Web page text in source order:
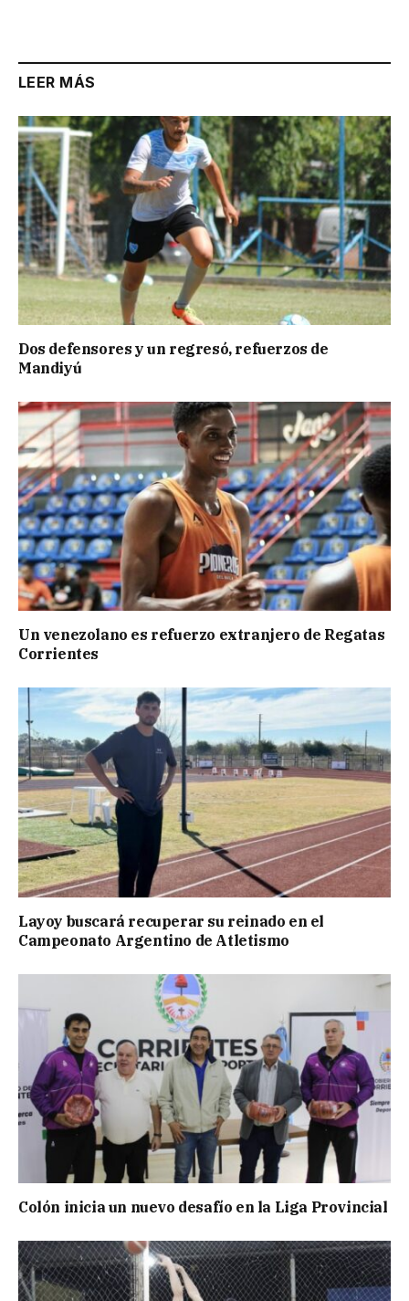
LEER MÁS
Dos defensores y un regresó, refuerzos de
Mandiyú
Un venezolano es refuerzo extranjero de Regatas
Corrientes
Layoy buscará recuperar su reinado en el
Campeonato Argentino de Atletismo
Colón inicia un nuevo desafío en la Liga Provincial